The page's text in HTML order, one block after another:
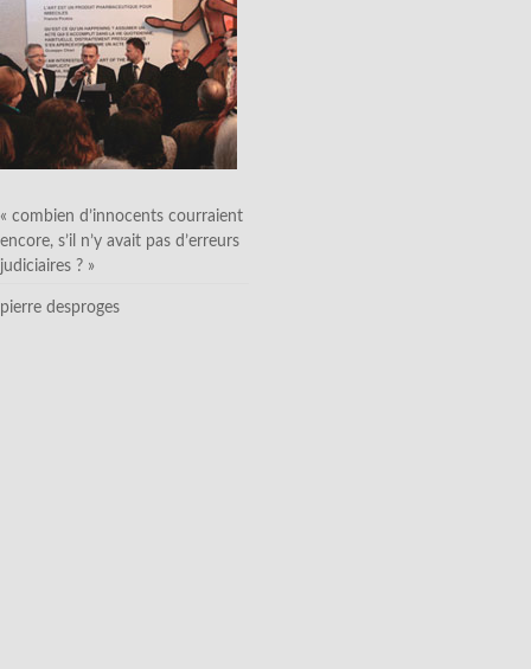
« combien d’innocents courraient
encore, s’il n’y avait pas d’erreurs
judiciaires ? »
pierre desproges